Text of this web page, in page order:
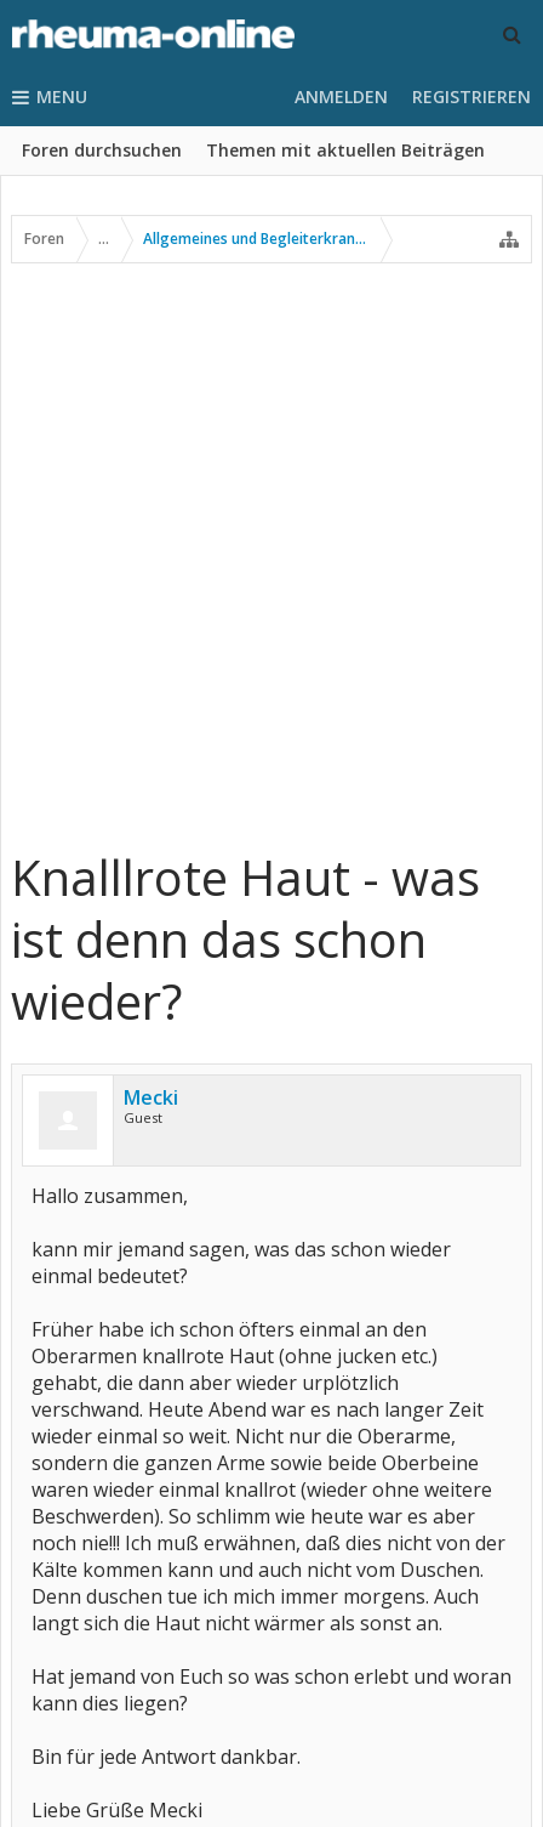
MENU
Foren durchsuchen Themen mit aktuellen Beiträgen
ANMELDEN REGISTRIEREN
Foren ... Allgemeines und Begleiterkrankungen
Knalllrote Haut - was
ist denn das schon
wieder?
Mecki
Guest
Hallo zusammen,
kann mir jemand sagen, was das schon wieder
einmal bedeutet?
Früher habe ich schon öfters einmal an den
Oberarmen knallrote Haut (ohne jucken etc.)
gehabt, die dann aber wieder urplötzlich
verschwand. Heute Abend war es nach langer Zeit
wieder einmal so weit. Nicht nur die Oberarme,
sondern die ganzen Arme sowie beide Oberbeine
waren wieder einmal knallrot (wieder ohne weitere
Beschwerden). So schlimm wie heute war es aber
noch nie!!! Ich muß erwähnen, daß dies nicht von der
Kälte kommen kann und auch nicht vom Duschen.
Denn duschen tue ich mich immer morgens. Auch
langt sich die Haut nicht wärmer als sonst an.
Hat jemand von Euch so was schon erlebt und woran
kann dies liegen?
Bin für jede Antwort dankbar.
Liebe Grüße Mecki